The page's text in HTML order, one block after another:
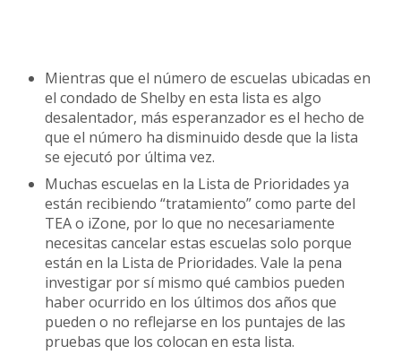
Mientras que el número de escuelas ubicadas en
el condado de Shelby en esta lista es algo
desalentador, más esperanzador es el hecho de
que el número ha disminuido desde que la lista
se ejecutó por última vez.
Muchas escuelas en la Lista de Prioridades ya
están recibiendo “tratamiento” como parte del
TEA o iZone, por lo que no necesariamente
necesitas cancelar estas escuelas solo porque
están en la Lista de Prioridades. Vale la pena
investigar por sí mismo qué cambios pueden
haber ocurrido en los últimos dos años que
pueden o no reflejarse en los puntajes de las
pruebas que los colocan en esta lista.